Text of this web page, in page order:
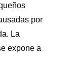
por
La
expone a